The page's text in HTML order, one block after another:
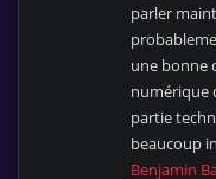
parler
une bonne
numérique
partie
beaucoup
Benjamin